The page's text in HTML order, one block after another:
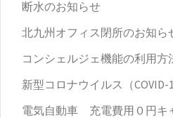
断水のお知らせ
北九州オフィス閉所のお知ら
コンシェルジェ機能の利用方
新型コロナウイルス（
電気自動車 充電費用０円キ